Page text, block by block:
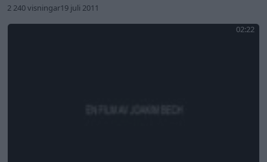
2 240 visningar19 juli 2011
02:22